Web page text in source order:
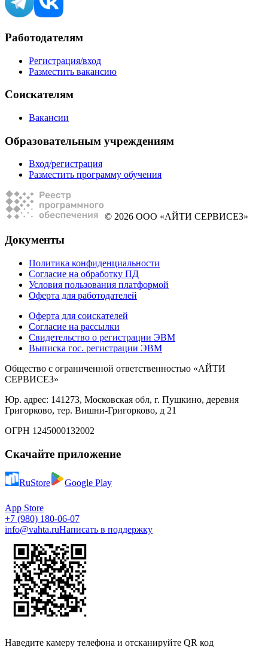
Работодателям
Регистрация/вход
Разместить вакансию
Соискателям
Вакансии
Образовательным учреждениям
Вход/регистрация
Разместить программу обучения
© 2026 ООО «АЙТИ СЕРВИСЕЗ»
Документы
Политика конфиденциальности
Согласие на обработку ПД
Условия пользования платформой
Оферта для работодателей
Оферта для соискателей
Согласие на рассылки
Свидетельство о регистрации ЭВМ
Выписка гос. регистрации ЭВМ
Общество с ограниченной ответственностью «АЙТИ
СЕРВИСЕЗ»
Юр. адрес: 141273, Московская обл, г. Пушкино, деревня
Григорково, тер. Вишни-Григорково, д 21
ОГРН 1245000132002
Скачайте приложение
RuStore Google Play
App Store
+7 (980) 180-06-07
info@vahta.ruНаписать в поддержку
Наведите камеру телефона и отсканируйте QR код